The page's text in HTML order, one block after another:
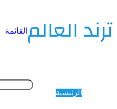
العالمالقائمة